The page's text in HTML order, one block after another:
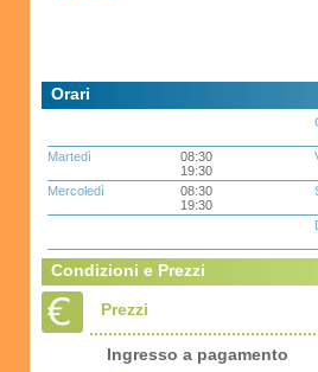
Orari
Martedì
08:30
19:30
Mercoledì
08:30
19:30
Condizioni e Prezzi
Prezzi
Ingresso a pagamento